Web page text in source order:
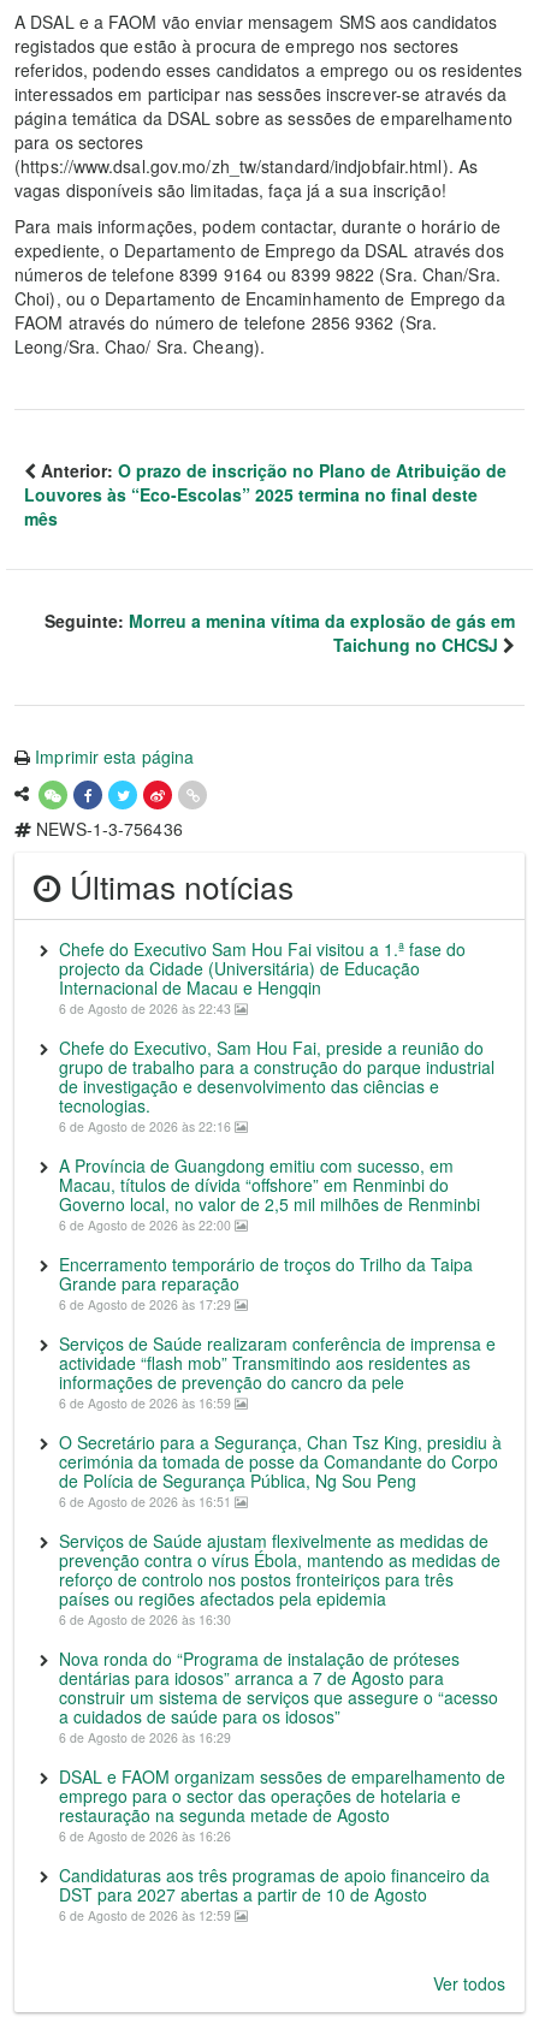
A DSAL e a FAOM vão enviar mensagem SMS aos candidatos
registados que estão à procura de emprego nos sectores
referidos, podendo esses candidatos a emprego ou os residentes
interessados em participar nas sessões inscrever-se através da
página temática da DSAL sobre as sessões de emparelhamento
para os sectores
(https://www.dsal.gov.mo/zh_tw/standard/indjobfair.html). As
vagas disponíveis são limitadas, faça já a sua inscrição!
Para mais informações, podem contactar, durante o horário de
expediente, o Departamento de Emprego da DSAL através dos
números de telefone 8399 9164 ou 8399 9822 (Sra. Chan/Sra.
Choi), ou o Departamento de Encaminhamento de Emprego da
FAOM através do número de telefone 2856 9362 (Sra.
Leong/Sra. Chao/ Sra. Cheang).
Anterior: O prazo de inscrição no Plano de Atribuição de
Louvores às “Eco-Escolas” 2025 termina no final deste
mês
Seguinte: Morreu a menina vítima da explosão de gás em
Taichung no CHCSJ
Imprimir esta página
NEWS-1-3-756436
Últimas notícias
Chefe do Executivo Sam Hou Fai visitou a 1.ª fase do
projecto da Cidade (Universitária) de Educação
Internacional de Macau e Hengqin
6 de Agosto de 2026 às 22:43
Chefe do Executivo, Sam Hou Fai, preside a reunião do
grupo de trabalho para a construção do parque industrial
de investigação e desenvolvimento das ciências e
tecnologias.
6 de Agosto de 2026 às 22:16
A Província de Guangdong emitiu com sucesso, em
Macau, títulos de dívida “offshore” em Renminbi do
Governo local, no valor de 2,5 mil milhões de Renminbi
6 de Agosto de 2026 às 22:00
Encerramento temporário de troços do Trilho da Taipa
Grande para reparação
6 de Agosto de 2026 às 17:29
Serviços de Saúde realizaram conferência de imprensa e
actividade “flash mob” Transmitindo aos residentes as
informações de prevenção do cancro da pele
6 de Agosto de 2026 às 16:59
O Secretário para a Segurança, Chan Tsz King, presidiu à
cerimónia da tomada de posse da Comandante do Corpo
de Polícia de Segurança Pública, Ng Sou Peng
6 de Agosto de 2026 às 16:51
Serviços de Saúde ajustam flexivelmente as medidas de
prevenção contra o vírus Ébola, mantendo as medidas de
reforço de controlo nos postos fronteiriços para três
países ou regiões afectados pela epidemia
6 de Agosto de 2026 às 16:30
Nova ronda do “Programa de instalação de próteses
dentárias para idosos” arranca a 7 de Agosto para
construir um sistema de serviços que assegure o “acesso
a cuidados de saúde para os idosos”
6 de Agosto de 2026 às 16:29
DSAL e FAOM organizam sessões de emparelhamento de
emprego para o sector das operações de hotelaria e
restauração na segunda metade de Agosto
6 de Agosto de 2026 às 16:26
Candidaturas aos três programas de apoio financeiro da
DST para 2027 abertas a partir de 10 de Agosto
6 de Agosto de 2026 às 12:59
Ver todos